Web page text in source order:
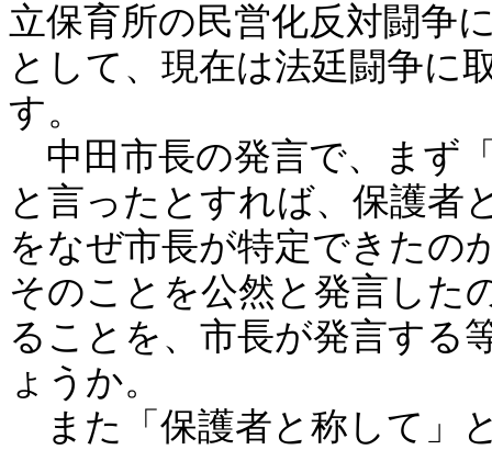
立保育所の民営化反対闘争
として、現在は法廷闘争に
す。
中田市長の発言で、まず
と言ったとすれば、保護者
をなぜ市長が特定できたの
そのことを公然と発言した
ることを、市長が発言する
ょうか。
また「保護者と称して」